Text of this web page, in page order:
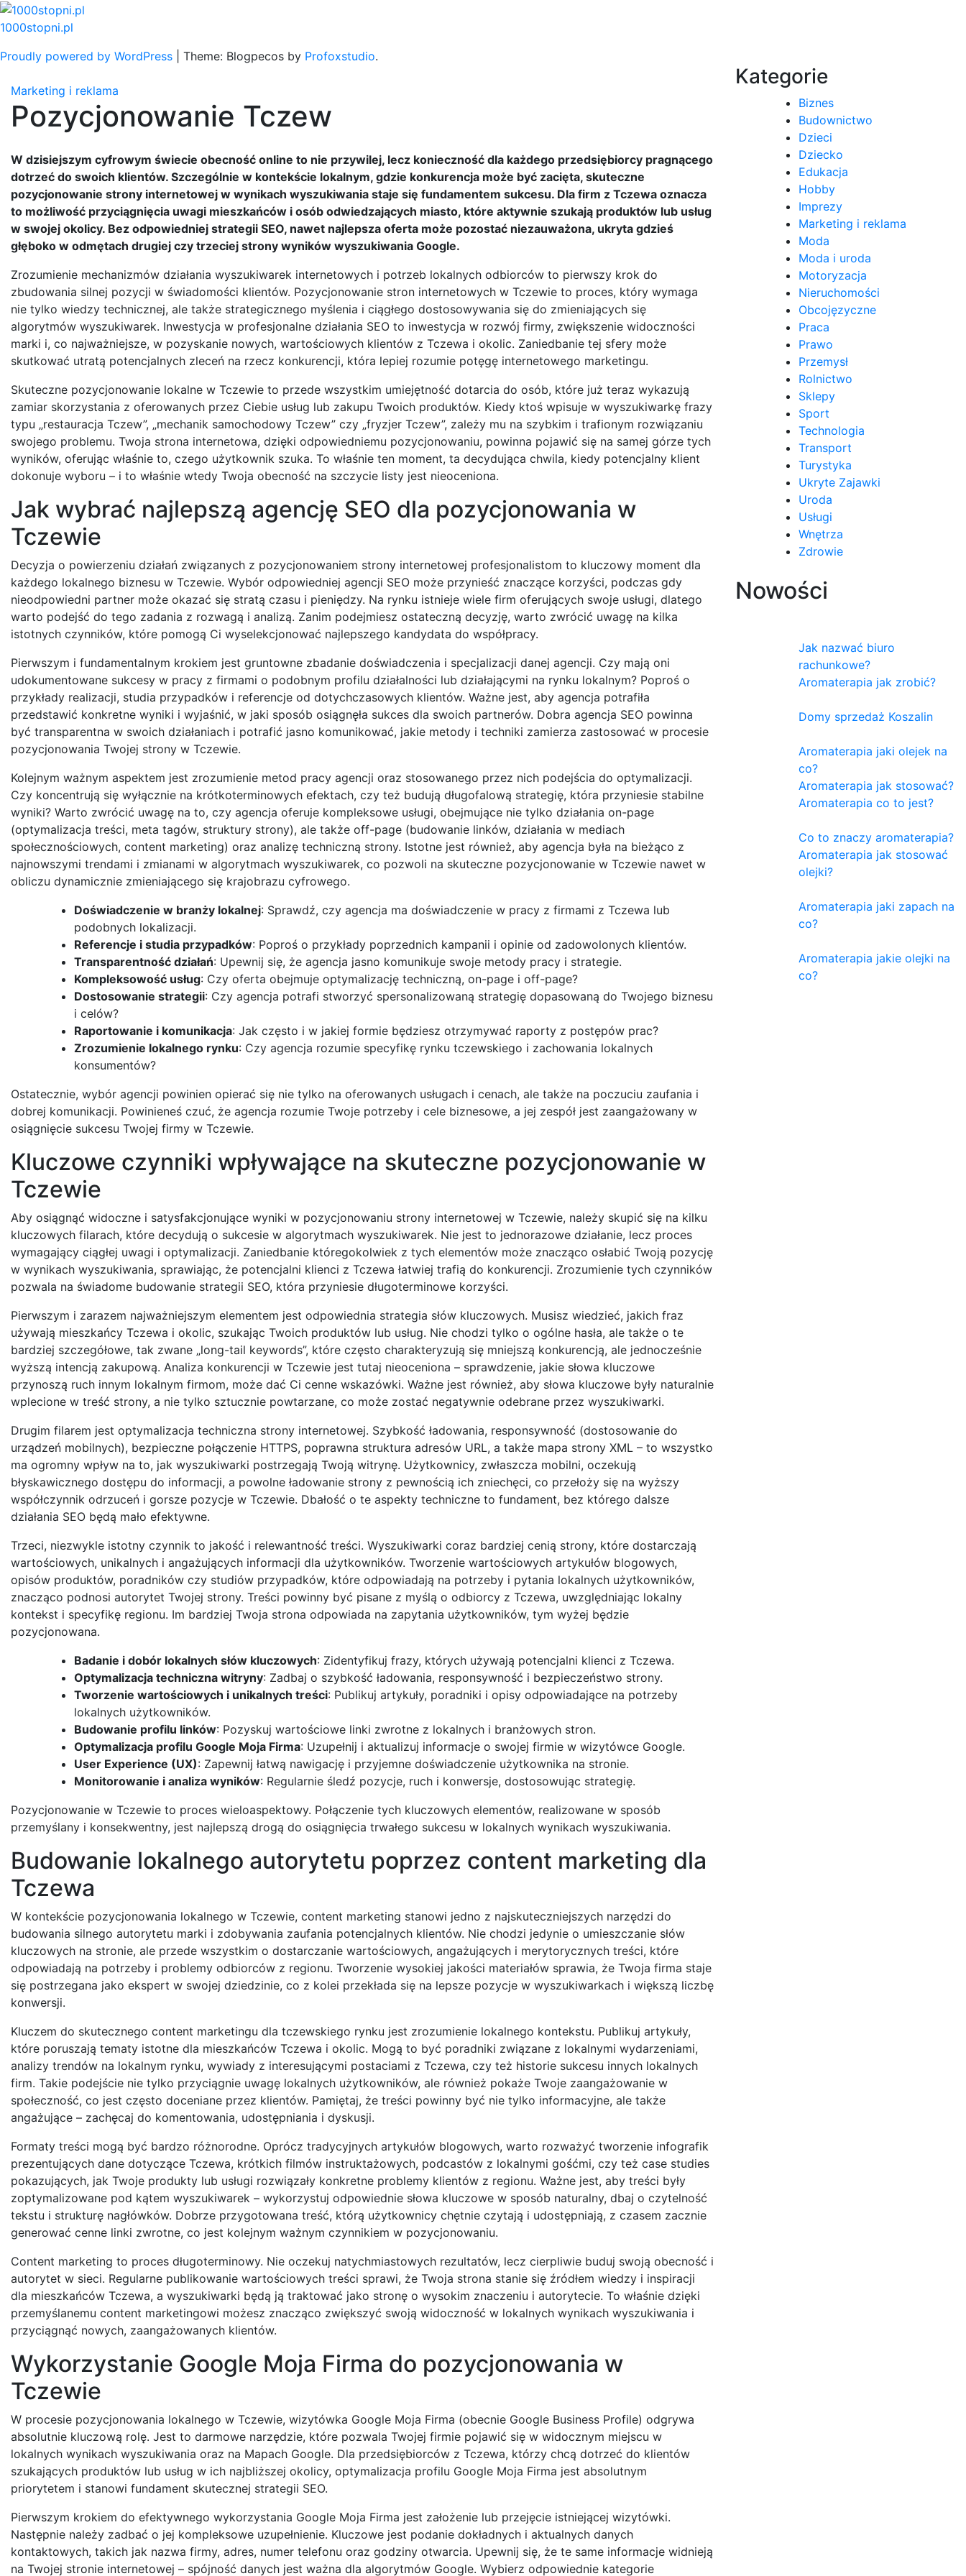
Skip
to
1000stopni.pl
Proudly powered by WordPress
Theme: Blogpecos by Profoxstudio.
Marketing i reklama
Pozycjonowanie Tczew
W dzisiejszym cyfrowym świecie obecność online to nie przywilej, lecz konieczność dla każdego przedsiębiorcy pragnącego
dotrzeć do swoich klientów. Szczególnie w kontekście lokalnym, gdzie konkurencja może być zacięta, skuteczne
pozycjonowanie strony internetowej w wynikach wyszukiwania staje się fundamentem sukcesu. Dla firm z Tczewa oznacza
to możliwość przyciągnięcia uwagi mieszkańców i osób odwiedzających miasto, które aktywnie szukają produktów lub usług
w swojej okolicy. Bez odpowiedniej strategii SEO, nawet najlepsza oferta może pozostać niezauważona, ukryta gdzieś
głęboko w odmętach drugiej czy trzeciej strony wyników wyszukiwania Google.
Zrozumienie mechanizmów działania wyszukiwarek internetowych i potrzeb lokalnych odbiorców to pierwszy krok do
zbudowania silnej pozycji w świadomości klientów. Pozycjonowanie stron internetowych w Tczewie to proces, który wymaga
nie tylko wiedzy technicznej, ale także strategicznego myślenia i ciągłego dostosowywania się do zmieniających się
algorytmów wyszukiwarek. Inwestycja w profesjonalne działania SEO to inwestycja w rozwój firmy, zwiększenie widoczności
marki i, co najważniejsze, w pozyskanie nowych, wartościowych klientów z Tczewa i okolic. Zaniedbanie tej sfery może
skutkować utratą potencjalnych zleceń na rzecz konkurencji, która lepiej rozumie potęgę internetowego marketingu.
Skuteczne pozycjonowanie lokalne w Tczewie to przede wszystkim umiejętność dotarcia do osób, które już teraz wykazują
zamiar skorzystania z oferowanych przez Ciebie usług lub zakupu Twoich produktów. Kiedy ktoś wpisuje w wyszukiwarkę frazy
typu „restauracja Tczew”, „mechanik samochodowy Tczew” czy „fryzjer Tczew”, zależy mu na szybkim i trafionym rozwiązaniu
swojego problemu. Twoja strona internetowa, dzięki odpowiedniemu pozycjonowaniu, powinna pojawić się na samej górze tych
wyników, oferując właśnie to, czego użytkownik szuka. To właśnie ten moment, ta decydująca chwila, kiedy potencjalny klient
dokonuje wyboru – i to właśnie wtedy Twoja obecność na szczycie listy jest nieoceniona.
Jak wybrać najlepszą agencję SEO dla pozycjonowania w
Tczewie
Decyzja o powierzeniu działań związanych z pozycjonowaniem strony internetowej profesjonalistom to kluczowy moment dla
każdego lokalnego biznesu w Tczewie. Wybór odpowiedniej agencji SEO może przynieść znaczące korzyści, podczas gdy
nieodpowiedni partner może okazać się stratą czasu i pieniędzy. Na rynku istnieje wiele firm oferujących swoje usługi, dlatego
warto podejść do tego zadania z rozwagą i analizą. Zanim podejmiesz ostateczną decyzję, warto zwrócić uwagę na kilka
istotnych czynników, które pomogą Ci wyselekcjonować najlepszego kandydata do współpracy.
Pierwszym i fundamentalnym krokiem jest gruntowne zbadanie doświadczenia i specjalizacji danej agencji. Czy mają oni
udokumentowane sukcesy w pracy z firmami o podobnym profilu działalności lub działającymi na rynku lokalnym? Poproś o
przykłady realizacji, studia przypadków i referencje od dotychczasowych klientów. Ważne jest, aby agencja potrafiła
przedstawić konkretne wyniki i wyjaśnić, w jaki sposób osiągnęła sukces dla swoich partnerów. Dobra agencja SEO powinna
być transparentna w swoich działaniach i potrafić jasno komunikować, jakie metody i techniki zamierza zastosować w procesie
pozycjonowania Twojej strony w Tczewie.
Kolejnym ważnym aspektem jest zrozumienie metod pracy agencji oraz stosowanego przez nich podejścia do optymalizacji.
Czy koncentrują się wyłącznie na krótkoterminowych efektach, czy też budują długofalową strategię, która przyniesie stabilne
wyniki? Warto zwrócić uwagę na to, czy agencja oferuje kompleksowe usługi, obejmujące nie tylko działania on-page
(optymalizacja treści, meta tagów, struktury strony), ale także off-page (budowanie linków, działania w mediach
społecznościowych, content marketing) oraz analizę techniczną strony. Istotne jest również, aby agencja była na bieżąco z
najnowszymi trendami i zmianami w algorytmach wyszukiwarek, co pozwoli na skuteczne pozycjonowanie w Tczewie nawet w
obliczu dynamicznie zmieniającego się krajobrazu cyfrowego.
Doświadczenie w branży lokalnej: Sprawdź, czy agencja ma doświadczenie w pracy z firmami z Tczewa lub
podobnych lokalizacji.
Referencje i studia przypadków: Poproś o przykłady poprzednich kampanii i opinie od zadowolonych klientów.
Transparentność działań: Upewnij się, że agencja jasno komunikuje swoje metody pracy i strategie.
Kompleksowość usług: Czy oferta obejmuje optymalizację techniczną, on-page i off-page?
Dostosowanie strategii: Czy agencja potrafi stworzyć spersonalizowaną strategię dopasowaną do Twojego biznesu
i celów?
Raportowanie i komunikacja: Jak często i w jakiej formie będziesz otrzymywać raporty z postępów prac?
Zrozumienie lokalnego rynku: Czy agencja rozumie specyfikę rynku tczewskiego i zachowania lokalnych
konsumentów?
Ostatecznie, wybór agencji powinien opierać się nie tylko na oferowanych usługach i cenach, ale także na poczuciu zaufania i
dobrej komunikacji. Powinieneś czuć, że agencja rozumie Twoje potrzeby i cele biznesowe, a jej zespół jest zaangażowany w
osiągnięcie sukcesu Twojej firmy w Tczewie.
Kluczowe czynniki wpływające na skuteczne pozycjonowanie w
Tczewie
Aby osiągnąć widoczne i satysfakcjonujące wyniki w pozycjonowaniu strony internetowej w Tczewie, należy skupić się na kilku
kluczowych filarach, które decydują o sukcesie w algorytmach wyszukiwarek. Nie jest to jednorazowe działanie, lecz proces
wymagający ciągłej uwagi i optymalizacji. Zaniedbanie któregokolwiek z tych elementów może znacząco osłabić Twoją pozycję
w wynikach wyszukiwania, sprawiając, że potencjalni klienci z Tczewa łatwiej trafią do konkurencji. Zrozumienie tych czynników
pozwala na świadome budowanie strategii SEO, która przyniesie długoterminowe korzyści.
Pierwszym i zarazem najważniejszym elementem jest odpowiednia strategia słów kluczowych. Musisz wiedzieć, jakich fraz
używają mieszkańcy Tczewa i okolic, szukając Twoich produktów lub usług. Nie chodzi tylko o ogólne hasła, ale także o te
bardziej szczegółowe, tak zwane „long-tail keywords”, które często charakteryzują się mniejszą konkurencją, ale jednocześnie
wyższą intencją zakupową. Analiza konkurencji w Tczewie jest tutaj nieoceniona – sprawdzenie, jakie słowa kluczowe
przynoszą ruch innym lokalnym firmom, może dać Ci cenne wskazówki. Ważne jest również, aby słowa kluczowe były naturalnie
wplecione w treść strony, a nie tylko sztucznie powtarzane, co może zostać negatywnie odebrane przez wyszukiwarki.
Drugim filarem jest optymalizacja techniczna strony internetowej. Szybkość ładowania, responsywność (dostosowanie do
urządzeń mobilnych), bezpieczne połączenie HTTPS, poprawna struktura adresów URL, a także mapa strony XML – to wszystko
ma ogromny wpływ na to, jak wyszukiwarki postrzegają Twoją witrynę. Użytkownicy, zwłaszcza mobilni, oczekują
błyskawicznego dostępu do informacji, a powolne ładowanie strony z pewnością ich zniechęci, co przełoży się na wyższy
współczynnik odrzuceń i gorsze pozycje w Tczewie. Dbałość o te aspekty techniczne to fundament, bez którego dalsze
działania SEO będą mało efektywne.
Trzeci, niezwykle istotny czynnik to jakość i relewantność treści. Wyszukiwarki coraz bardziej cenią strony, które dostarczają
wartościowych, unikalnych i angażujących informacji dla użytkowników. Tworzenie wartościowych artykułów blogowych,
opisów produktów, poradników czy studiów przypadków, które odpowiadają na potrzeby i pytania lokalnych użytkowników,
znacząco podnosi autorytet Twojej strony. Treści powinny być pisane z myślą o odbiorcy z Tczewa, uwzględniając lokalny
kontekst i specyfikę regionu. Im bardziej Twoja strona odpowiada na zapytania użytkowników, tym wyżej będzie
pozycjonowana.
Badanie i dobór lokalnych słów kluczowych: Zidentyfikuj frazy, których używają potencjalni klienci z Tczewa.
Optymalizacja techniczna witryny: Zadbaj o szybkość ładowania, responsywność i bezpieczeństwo strony.
Tworzenie wartościowych i unikalnych treści: Publikuj artykuły, poradniki i opisy odpowiadające na potrzeby
lokalnych użytkowników.
Budowanie profilu linków: Pozyskuj wartościowe linki zwrotne z lokalnych i branżowych stron.
Optymalizacja profilu Google Moja Firma: Uzupełnij i aktualizuj informacje o swojej firmie w wizytówce Google.
User Experience (UX): Zapewnij łatwą nawigację i przyjemne doświadczenie użytkownika na stronie.
Monitorowanie i analiza wyników: Regularnie śledź pozycje, ruch i konwersje, dostosowując strategię.
Pozycjonowanie w Tczewie to proces wieloaspektowy. Połączenie tych kluczowych elementów, realizowane w sposób
przemyślany i konsekwentny, jest najlepszą drogą do osiągnięcia trwałego sukcesu w lokalnych wynikach wyszukiwania.
Budowanie lokalnego autorytetu poprzez content marketing dla
Tczewa
W kontekście pozycjonowania lokalnego w Tczewie, content marketing stanowi jedno z najskuteczniejszych narzędzi do
budowania silnego autorytetu marki i zdobywania zaufania potencjalnych klientów. Nie chodzi jedynie o umieszczanie słów
kluczowych na stronie, ale przede wszystkim o dostarczanie wartościowych, angażujących i merytorycznych treści, które
odpowiadają na potrzeby i problemy odbiorców z regionu. Tworzenie wysokiej jakości materiałów sprawia, że Twoja firma staje
się postrzegana jako ekspert w swojej dziedzinie, co z kolei przekłada się na lepsze pozycje w wyszukiwarkach i większą liczbę
konwersji.
Kluczem do skutecznego content marketingu dla tczewskiego rynku jest zrozumienie lokalnego kontekstu. Publikuj artykuły,
które poruszają tematy istotne dla mieszkańców Tczewa i okolic. Mogą to być poradniki związane z lokalnymi wydarzeniami,
analizy trendów na lokalnym rynku, wywiady z interesującymi postaciami z Tczewa, czy też historie sukcesu innych lokalnych
firm. Takie podejście nie tylko przyciągnie uwagę lokalnych użytkowników, ale również pokaże Twoje zaangażowanie w
społeczność, co jest często doceniane przez klientów. Pamiętaj, że treści powinny być nie tylko informacyjne, ale także
angażujące – zachęcaj do komentowania, udostępniania i dyskusji.
Formaty treści mogą być bardzo różnorodne. Oprócz tradycyjnych artykułów blogowych, warto rozważyć tworzenie infografik
prezentujących dane dotyczące Tczewa, krótkich filmów instruktażowych, podcastów z lokalnymi gośćmi, czy też case studies
pokazujących, jak Twoje produkty lub usługi rozwiązały konkretne problemy klientów z regionu. Ważne jest, aby treści były
zoptymalizowane pod kątem wyszukiwarek – wykorzystuj odpowiednie słowa kluczowe w sposób naturalny, dbaj o czytelność
tekstu i strukturę nagłówków. Dobrze przygotowana treść, którą użytkownicy chętnie czytają i udostępniają, z czasem zacznie
generować cenne linki zwrotne, co jest kolejnym ważnym czynnikiem w pozycjonowaniu.
Content marketing to proces długoterminowy. Nie oczekuj natychmiastowych rezultatów, lecz cierpliwie buduj swoją obecność i
autorytet w sieci. Regularne publikowanie wartościowych treści sprawi, że Twoja strona stanie się źródłem wiedzy i inspiracji
dla mieszkańców Tczewa, a wyszukiwarki będą ją traktować jako stronę o wysokim znaczeniu i autorytecie. To właśnie dzięki
przemyślanemu content marketingowi możesz znacząco zwiększyć swoją widoczność w lokalnych wynikach wyszukiwania i
przyciągnąć nowych, zaangażowanych klientów.
Wykorzystanie Google Moja Firma do pozycjonowania w
Tczewie
W procesie pozycjonowania lokalnego w Tczewie, wizytówka Google Moja Firma (obecnie Google Business Profile) odgrywa
absolutnie kluczową rolę. Jest to darmowe narzędzie, które pozwala Twojej firmie pojawić się w widocznym miejscu w
lokalnych wynikach wyszukiwania oraz na Mapach Google. Dla przedsiębiorców z Tczewa, którzy chcą dotrzeć do klientów
szukających produktów lub usług w ich najbliższej okolicy, optymalizacja profilu Google Moja Firma jest absolutnym
priorytetem i stanowi fundament skutecznej strategii SEO.
Pierwszym krokiem do efektywnego wykorzystania Google Moja Firma jest założenie lub przejęcie istniejącej wizytówki.
Następnie należy zadbać o jej kompleksowe uzupełnienie. Kluczowe jest podanie dokładnych i aktualnych danych
kontaktowych, takich jak nazwa firmy, adres, numer telefonu oraz godziny otwarcia. Upewnij się, że te same informacje widnieją
na Twojej stronie internetowej – spójność danych jest ważna dla algorytmów Google. Wybierz odpowiednie kategorie
Kategorie
Biznes
Budownictwo
Dzieci
Dziecko
Edukacja
Hobby
Imprezy
Marketing i reklama
Moda
Moda i uroda
Motoryzacja
Nieruchomości
Obcojęzyczne
Praca
Prawo
Przemysł
Rolnictwo
Sklepy
Sport
Technologia
Transport
Turystyka
Ukryte Zajawki
Uroda
Usługi
Wnętrza
Zdrowie
Nowości
Jak nazwać biuro
rachunkowe?
Aromaterapia jak zrobić?
Domy sprzedaż Koszalin
Aromaterapia jaki olejek na
co?
Aromaterapia jak stosować?
Aromaterapia co to jest?
Co to znaczy aromaterapia?
Aromaterapia jak stosować
olejki?
Aromaterapia jaki zapach na
co?
Aromaterapia jakie olejki na
co?